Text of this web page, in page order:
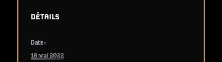
DÉTAILS
Date :
18 mai 2022